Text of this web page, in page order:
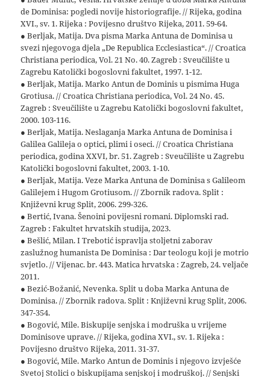
de Dominisa: pogledi novije historiografije. // Rijeka, godina
XVI., sv. 1. Rijeka : Povijesno društvo Rijeka, 2011. 59-64.
● Berljak, Matija. Dva pisma Marka Antuna de Dominisa u
svezi njegovoga djela „De Republica Ecclesiastica“. // Croatica
Christiana periodica, Vol. 21 No. 40. Zagreb : Sveučilište u
Zagrebu Katolički bogoslovni fakultet, 1997. 1-12.
● Berljak, Matija. Marko Antun de Dominis u pismima Huga
Grotiusa. // Croatica Christiana periodica, Vol. 24 No. 45.
Zagreb : Sveučilište u Zagrebu Katolički bogoslovni fakultet,
2000. 103-116.
● Berljak, Matija. Neslaganja Marka Antuna de Dominisa i
Galilea Galileja o optici, plimi i oseci. // Croatica Christiana
periodica, godina XXVI, br. 51. Zagreb : Sveučilište u Zagrebu
Katolički bogoslovni fakultet, 2003. 1-10.
● Berljak, Matija. Veze Marka Antuna de Dominisa s Galileom
Galilejem i Hugom Grotiusom. // Zbornik radova. Split :
Književni krug Split, 2006. 299-326.
● Bertić, Ivana. Šenoini povijesni romani. Diplomski rad.
Zagreb : Fakultet hrvatskih studija, 2023.
● Bešlić, Milan. I Trebotić ispravlja stoljetni zaborav
zaslužnog humanista De Dominisa : Dar teologu koji je motrio
svjetlo. // Vijenac. br. 443. Matica hrvatska : Zagreb, 24. veljače
2011.
● Bezić-Božanić, Nevenka. Split u doba Marka Antuna de
Dominisa. // Zbornik radova. Split : Književni krug Split, 2006.
347-354.
● Bogović, Mile. Biskupije senjska i modruška u vrijeme
Dominisove uprave. // Rijeka, godina XVI., sv. 1. Rijeka :
Povijesno društvo Rijeka, 2011. 31-37.
● Bogović, Mile. Marko Antun de Dominis i njegovo izvješće
Svetoj Stolici o biskupijama senjskoj i modruškoj. // Senjski